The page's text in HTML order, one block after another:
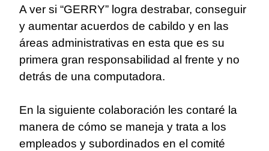
A ver si “GERRY” logra destrabar, conseguir
y aumentar acuerdos de cabildo y en las
áreas administrativas en esta que es su
primera gran responsabilidad al frente y no
detrás de una computadora.
En la siguiente colaboración les contaré la
manera de cómo se maneja y trata a los
empleados y subordinados en el comité